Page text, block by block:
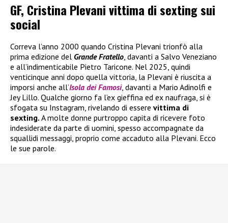
GF, Cristina Plevani vittima di sexting sui
social
Correva l’anno 2000 quando Cristina Plevani trionfò alla
prima edizione del Grande Fratello, davanti a Salvo Veneziano
e all’indimenticabile Pietro Taricone. Nel 2025, quindi
venticinque anni dopo quella vittoria, la Plevani è riuscita a
imporsi anche all’Isola dei Famosi, davanti a Mario Adinolfi e
Jey Lillo. Qualche giorno fa l’ex gieffina ed ex naufraga, si è
sfogata su Instagram, rivelando di essere vittima di
sexting. A molte donne purtroppo capita di ricevere foto
indesiderate da parte di uomini, spesso accompagnate da
squallidi messaggi, proprio come accaduto alla Plevani. Ecco
le sue parole.